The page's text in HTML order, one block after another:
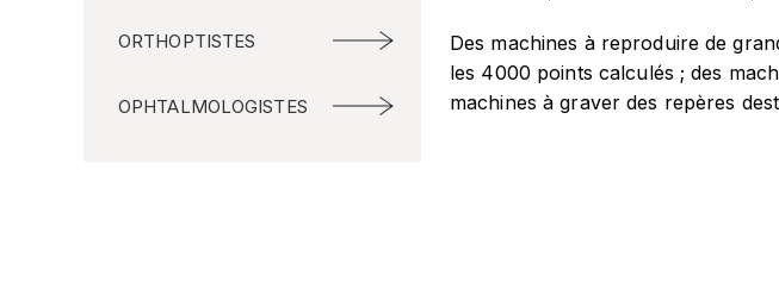
ORTHOPTISTES
OPHTALMOLOGISTES
Des machines à reproduire de
les 4000 points calculés ; des
machines à graver des